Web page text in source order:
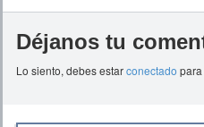
Déjanos tu
Lo siento, debes estarconectado